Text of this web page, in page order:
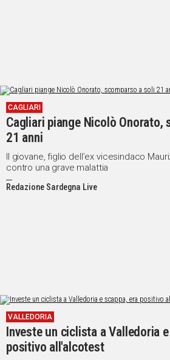
CAGLIARI
Cagliari piange Nicolò Onorato,
21 anni
Il giovane, figlio dell’ex vicesindaco
contro una grave malattia
Redazione Sardegna Live
VALLEDORIA
Investe un ciclista a Valledoria
positivo all'alcotest